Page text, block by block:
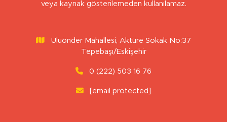
veya kaynak gösterilemeden kullanılamaz.
Uluönder Mahallesi, Aktüre Sokak No:37
Tepebaşı/Eskişehir
0 (222) 503 16 76
[email protected]